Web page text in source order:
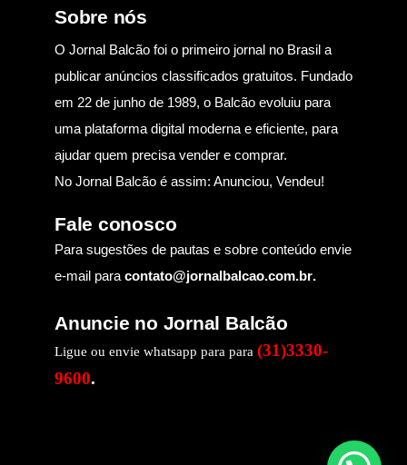
Sobre nós
O Jornal Balcão foi o primeiro jornal no Brasil a
publicar anúncios classificados gratuitos. Fundado
em 22 de junho de 1989, o Balcão evoluiu para
uma plataforma digital moderna e eficiente, para
ajudar quem precisa vender e comprar.
No Jornal Balcão é assim: Anunciou, Vendeu!
Fale conosco
Para sugestões de pautas e sobre conteúdo envie
e-mail para contato@jornalbalcao.com.br.
Anuncie no Jornal Balcão
Ligue ou envie whatsapp para para (31)3330-
9600.